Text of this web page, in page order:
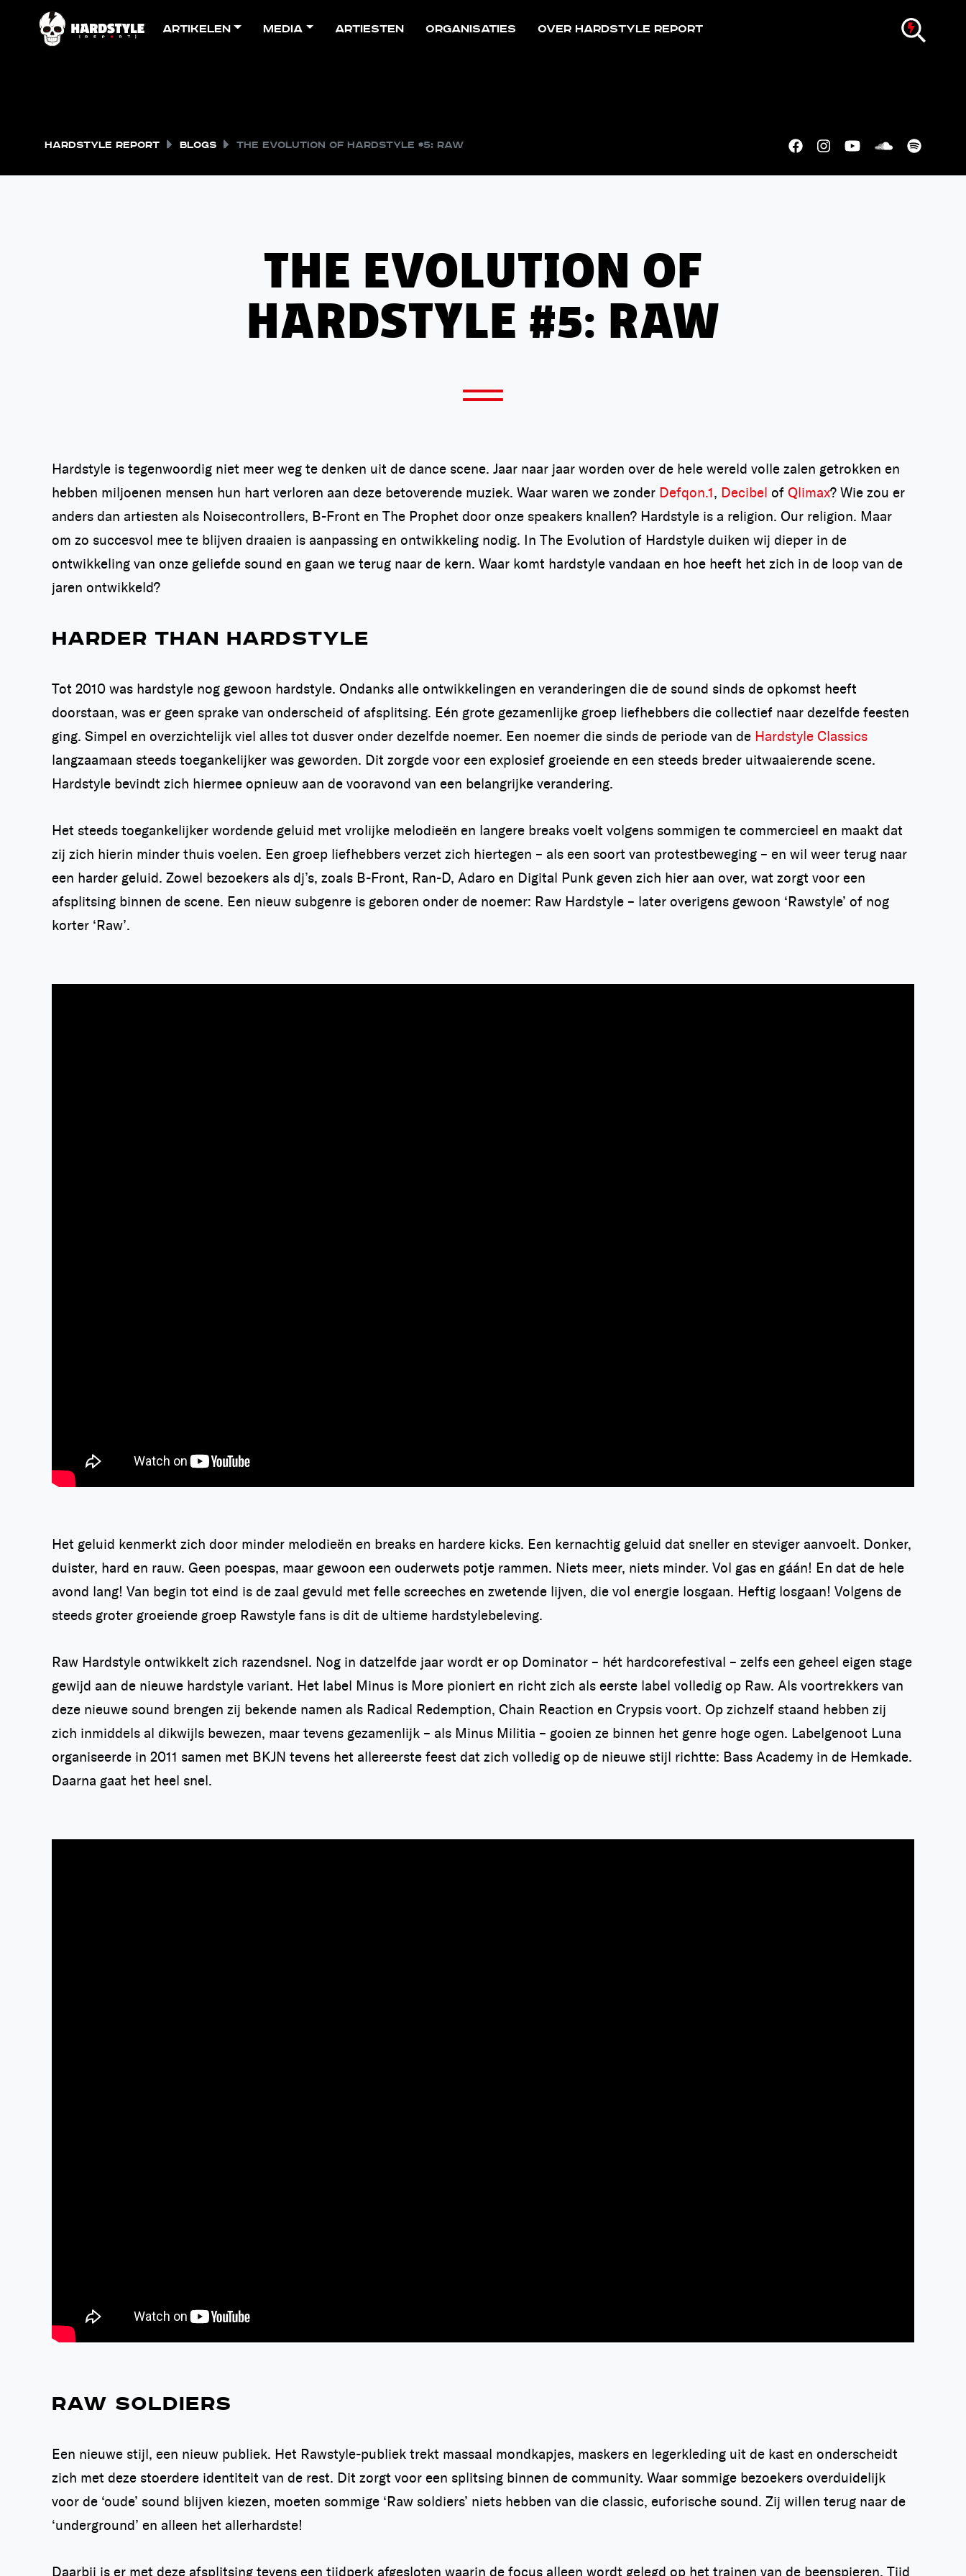
Artikelen Media Artiesten Organisaties Over Hardstyle Report
Hardstyle Report Blogs The Evolution of Hardstyle #5: RAW
THE EVOLUTION OF
HARDSTYLE #5: RAW
Hardstyle is tegenwoordig niet meer weg te denken uit de dance scene. Jaar naar jaar worden over de hele wereld volle zalen getrokken en
hebben miljoenen mensen hun hart verloren aan deze betoverende muziek. Waar waren we zonder Defqon.1, Decibel of Qlimax? Wie zou er
anders dan artiesten als Noisecontrollers, B-Front en The Prophet door onze speakers knallen? Hardstyle is a religion. Our religion. Maar
om zo succesvol mee te blijven draaien is aanpassing en ontwikkeling nodig. In The Evolution of Hardstyle duiken wij dieper in de
ontwikkeling van onze geliefde sound en gaan we terug naar de kern. Waar komt hardstyle vandaan en hoe heeft het zich in de loop van de
jaren ontwikkeld?
HARDER THAN HARDSTYLE
Tot 2010 was hardstyle nog gewoon hardstyle. Ondanks alle ontwikkelingen en veranderingen die de sound sinds de opkomst heeft
doorstaan, was er geen sprake van onderscheid of afsplitsing. Eén grote gezamenlijke groep liefhebbers die collectief naar dezelfde feesten
ging. Simpel en overzichtelijk viel alles tot dusver onder dezelfde noemer. Een noemer die sinds de periode van de Hardstyle Classics
langzaamaan steeds toegankelijker was geworden. Dit zorgde voor een explosief groeiende en een steeds breder uitwaaierende scene.
Hardstyle bevindt zich hiermee opnieuw aan de vooravond van een belangrijke verandering.
Het steeds toegankelijker wordende geluid met vrolijke melodieën en langere breaks voelt volgens sommigen te commercieel en maakt dat
zij zich hierin minder thuis voelen. Een groep liefhebbers verzet zich hiertegen – als een soort van protestbeweging – en wil weer terug naar
een harder geluid. Zowel bezoekers als dj’s, zoals B-Front, Ran-D, Adaro en Digital Punk geven zich hier aan over, wat zorgt voor een
afsplitsing binnen de scene. Een nieuw subgenre is geboren onder de noemer: Raw Hardstyle – later overigens gewoon ‘Rawstyle’ of nog
korter ‘Raw’.
Het geluid kenmerkt zich door minder melodieën en breaks en hardere kicks. Een kernachtig geluid dat sneller en steviger aanvoelt. Donker,
duister, hard en rauw. Geen poespas, maar gewoon een ouderwets potje rammen. Niets meer, niets minder. Vol gas en gáán! En dat de hele
avond lang! Van begin tot eind is de zaal gevuld met felle screeches en zwetende lijven, die vol energie losgaan. Heftig losgaan! Volgens de
steeds groter groeiende groep Rawstyle fans is dit de ultieme hardstylebeleving.
Raw Hardstyle ontwikkelt zich razendsnel. Nog in datzelfde jaar wordt er op Dominator – hét hardcorefestival – zelfs een geheel eigen stage
gewijd aan de nieuwe hardstyle variant. Het label Minus is More pioniert en richt zich als eerste label volledig op Raw. Als voortrekkers van
deze nieuwe sound brengen zij bekende namen als Radical Redemption, Chain Reaction en Crypsis voort. Op zichzelf staand hebben zij
zich inmiddels al dikwijls bewezen, maar tevens gezamenlijk – als Minus Militia – gooien ze binnen het genre hoge ogen. Labelgenoot Luna
organiseerde in 2011 samen met BKJN tevens het allereerste feest dat zich volledig op de nieuwe stijl richtte: Bass Academy in de Hemkade.
Daarna gaat het heel snel.
RAW SOLDIERS
Een nieuwe stijl, een nieuw publiek. Het Rawstyle-publiek trekt massaal mondkapjes, maskers en legerkleding uit de kast en onderscheidt
zich met deze stoerdere identiteit van de rest. Dit zorgt voor een splitsing binnen de community. Waar sommige bezoekers overduidelijk
voor de ‘oude’ sound blijven kiezen, moeten sommige ‘Raw soldiers’ niets hebben van die classic, euforische sound. Zij willen terug naar de
‘underground’ en alleen het allerhardste!